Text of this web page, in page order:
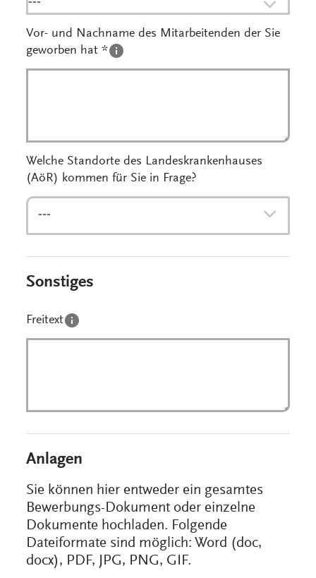
Vor- und Nachname des Mitarbeitenden der Sie
geworben hat *
Welche Standorte des Landeskrankenhauses
(AöR) kommen für Sie in Frage?
---
Sonstiges
Freitext
Anlagen
Sie können hier entweder ein gesamtes
Bewerbungs-Dokument oder einzelne
Dokumente hochladen. Folgende
Dateiformate sind möglich: Word (doc,
docx), PDF, JPG, PNG, GIF.